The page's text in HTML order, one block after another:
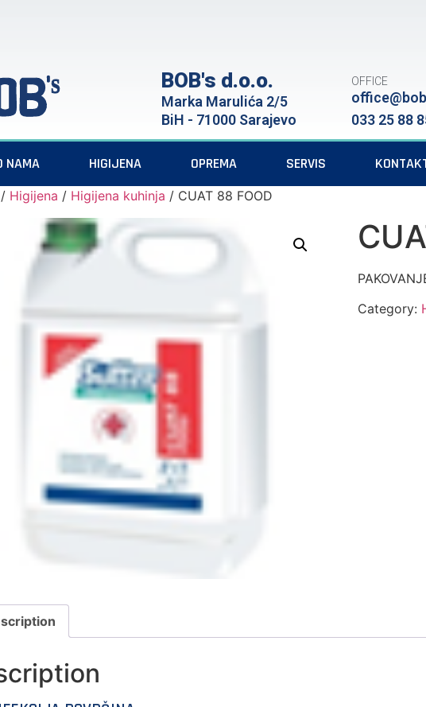
BOB's d.o.o.
Marka Marulića 2/5
BiH - 71000 Sarajevo
OFFICE
033 25 88
NAMA HIGIJENA OPREMA SERVIS
/ Higijena / Higijena kuhinja / CUAT 88 FOOD
Category: